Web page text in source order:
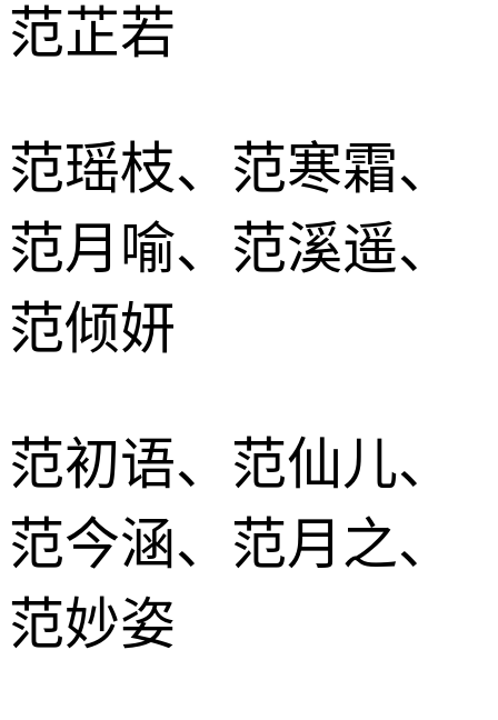
范芷若
范瑶枝、范寒霜、
范月喻、范溪遥、
范倾妍
范初语、范仙儿、
范今涵、范月之、
范妙姿